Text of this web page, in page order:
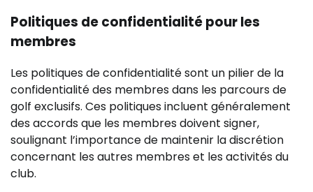
Politiques de confidentialité pour les
membres
Les politiques de confidentialité sont un pilier de la
confidentialité des membres dans les parcours de
golf exclusifs. Ces politiques incluent généralement
des accords que les membres doivent signer,
soulignant l’importance de maintenir la discrétion
concernant les autres membres et les activités du
club.